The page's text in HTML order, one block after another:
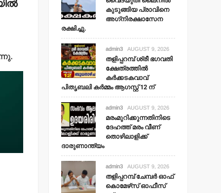
കുടുങ്ങിയ പ്രാവിനെ
അഗ്‌നിരക്ഷാസേന
രക്ഷിച്ചു.
admin3 AUGUST 9, 2026
തളിപ്പറമ്പ് ശ്രീ ഭഗവതി
ക്ഷേത്രത്തില്‍
കര്‍ക്കടകവാവ്
പിതൃബലി കര്‍മ്മം ആഗസ്റ്റ് 12 ന്
admin3 AUGUST 9, 2026
മരംമുറിക്കുന്നതിനിടെ
ദേഹത്ത് മരം വീണ്
തൊഴിലാളിക്ക്
ദാരുണാന്ത്യം
admin3 AUGUST 9, 2026
തളിപ്പറമ്പ് ചേമ്പര്‍ ഓഫ്
കൊമേഴ്‌സ് ഓഫീസ്